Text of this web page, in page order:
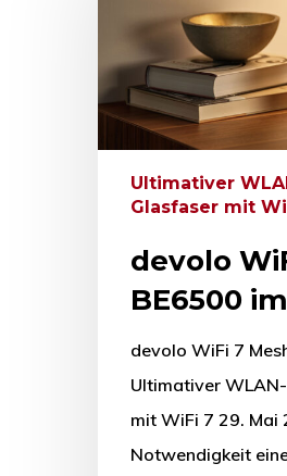
Ultimativer
Glasfaser mit
devolo
BE6500
devolo WiFi 7
Ultimativer
mit WiFi 7 29. Mai
Notwendigkeit